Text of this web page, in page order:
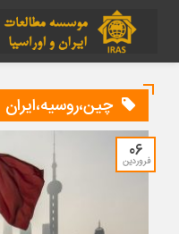
چین،روسیه،ایران
۰۶
فروردین